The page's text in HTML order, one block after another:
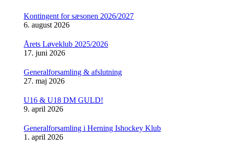
Kontingent for sæsonen 2026/2027
6. august 2026
Årets Løveklub 2025/2026
17. juni 2026
Generalforsamling & afslutning
27. maj 2026
U16 & U18 DM GULD!
9. april 2026
Generalforsamling i Herning Ishockey Klub
1. april 2026